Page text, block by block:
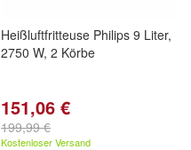
Heißluftfritteuse Philips 9 Liter,
2750 W, 2 Körbe
151,06 €
199,99 €
Kostenloser Versand